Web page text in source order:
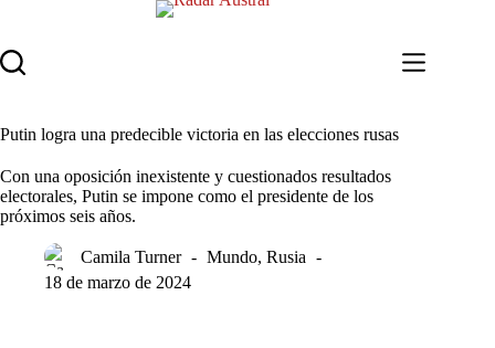
contenido
Putin logra una predecible victoria en las elecciones rusas
Con una oposición inexistente y cuestionados resultados
electorales, Putin se impone como el presidente de los
próximos seis años.
Camila Turner Mundo, Rusia
18 de marzo de 2024